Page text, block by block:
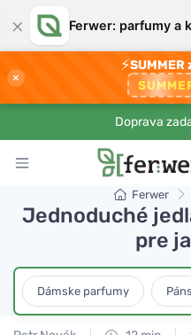
× Ferwer: parfumy a
×
⚡
Doprava
Ferwer
Jednoduché
pre
Dámske parfumy